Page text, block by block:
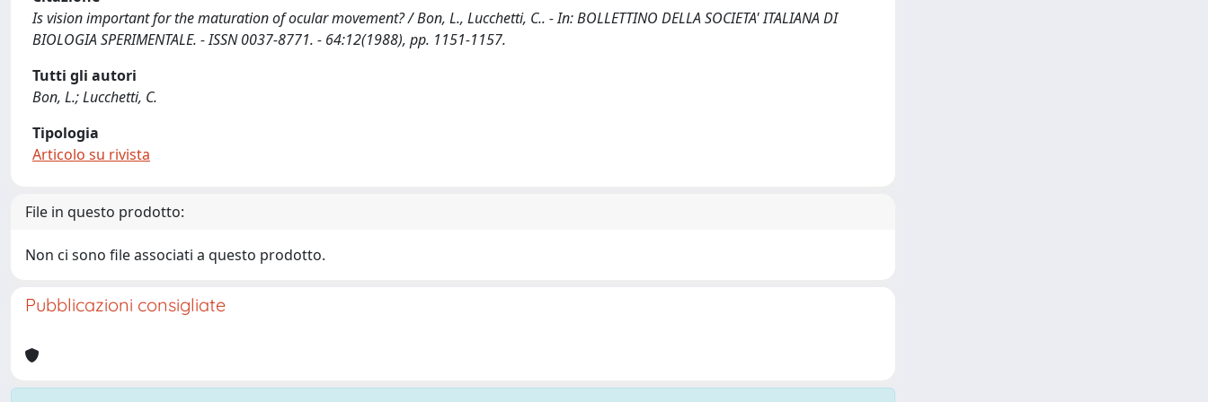
Is vision important for the maturation of ocular movement? / Bon, L., Lucchetti, C.. - In: BOLLETTINO DELLA SOCIETA' ITALIANA DI
BIOLOGIA SPERIMENTALE. - ISSN 0037-8771. - 64:12(1988), pp. 1151-1157.
Tutti gli autori
Bon, L.; Lucchetti, C.
Tipologia
Articolo su rivista
File in questo prodotto:
Non ci sono file associati a questo prodotto.
Pubblicazioni consigliate